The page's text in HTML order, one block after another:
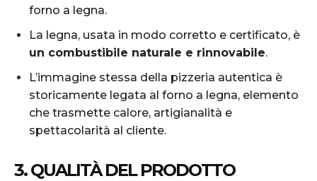
forno a legna.
La legna, usata in modo corretto e certificato, è
un combustibile naturale e rinnovabile.
L’immagine stessa della pizzeria autentica è
storicamente legata al forno a legna, elemento
che trasmette calore, artigianalità e
spettacolarità al cliente.
3. QUALITÀ DEL PRODOTTO